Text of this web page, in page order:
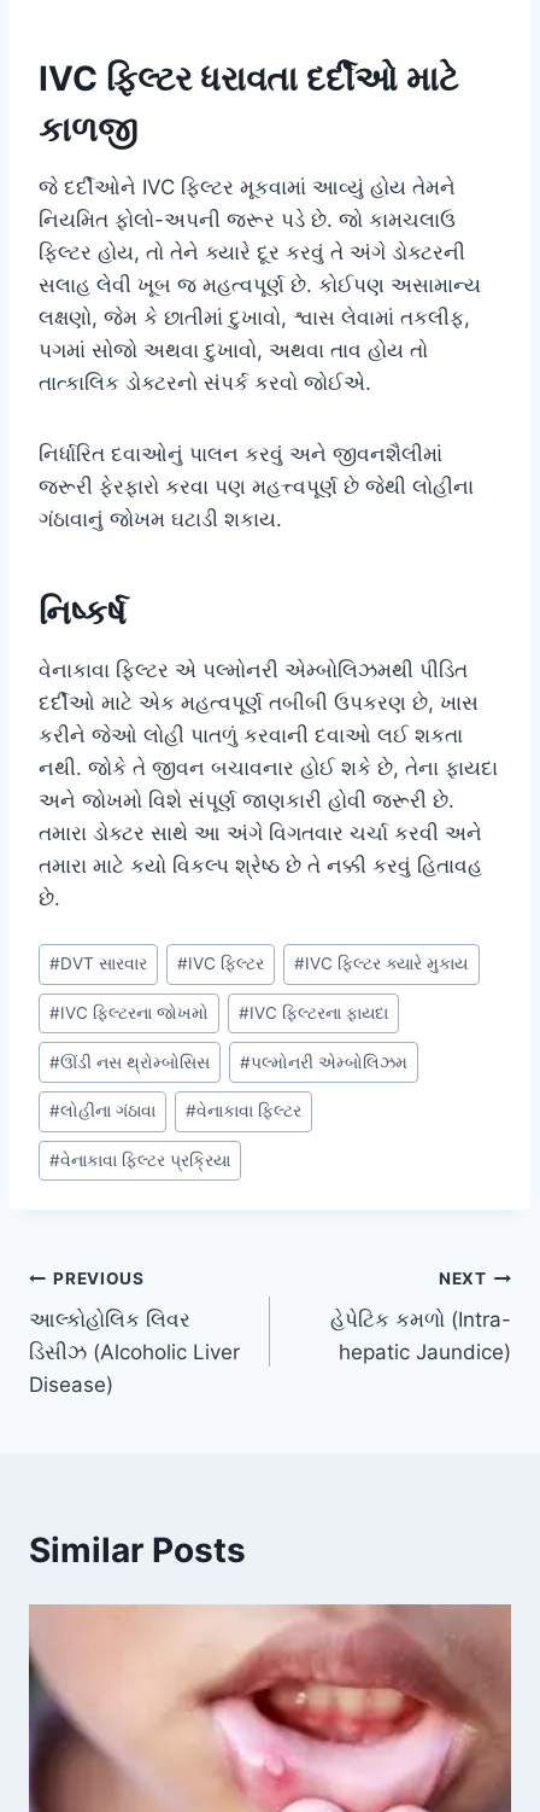
IVC ફિલ્ટર ધરાવતા દર્દીઓ માટે
કાળજી
જે દર્દીઓને IVC ફિલ્ટર મૂકવામાં આવ્યું હોય તેમને
નિયમિત ફોલો-અપની જરૂર પડે છે. જો કામચલાઉ
ફિલ્ટર હોય, તો તેને ક્યારે દૂર કરવું તે અંગે ડોક્ટરની
સલાહ લેવી ખૂબ જ મહત્વપૂર્ણ છે. કોઈપણ અસામાન્ય
લક્ષણો, જેમ કે છાતીમાં દુખાવો, શ્વાસ લેવામાં તકલીફ,
પગમાં સોજો અથવા દુખાવો, અથવા તાવ હોય તો
તાત્કાલિક ડોક્ટરનો સંપર્ક કરવો જોઈએ.
નિર્ધારિત દવાઓનું પાલન કરવું અને જીવનશૈલીમાં
જરૂરી ફેરફારો કરવા પણ મહત્ત્વપૂર્ણ છે જેથી લોહીના
ગંઠાવાનું જોખમ ઘટાડી શકાય.
નિષ્કર્ષ
વેનાકાવા ફિલ્ટર એ પલ્મોનરી એમ્બોલિઝમથી પીડિત
દર્દીઓ માટે એક મહત્વપૂર્ણ તબીબી ઉપકરણ છે, ખાસ
કરીને જેઓ લોહી પાતળું કરવાની દવાઓ લઈ શકતા
નથી. જોકે તે જીવન બચાવનાર હોઈ શકે છે, તેના ફાયદા
અને જોખમો વિશે સંપૂર્ણ જાણકારી હોવી જરૂરી છે.
તમારા ડોક્ટર સાથે આ અંગે વિગતવાર ચર્ચા કરવી અને
તમારા માટે કયો વિકલ્પ શ્રેષ્ઠ છે તે નક્કી કરવું હિતાવહ
છે.
Post
Tags:
#DVT સારવાર #IVC ફિલ્ટર #IVC ફિલ્ટર ક્યારે મુકાય
#IVC ફિલ્ટરના જોખમો #IVC ફિલ્ટરના ફાયદા
#ઊંડી નસ થ્રોમ્બોસિસ #પલ્મોનરી એમ્બોલિઝમ
#લોહીના ગંઠાવા #વેનાકાવા ફિલ્ટર
#વેનાકાવા ફિલ્ટર પ્રક્રિયા
Post
navigation
PREVIOUS
આલ્કોહોલિક લિવર
ડિસીઝ (Alcoholic Liver
Disease)
NEXT
હેપેટિક કમળો (Intra-
hepatic Jaundice)
Similar Posts